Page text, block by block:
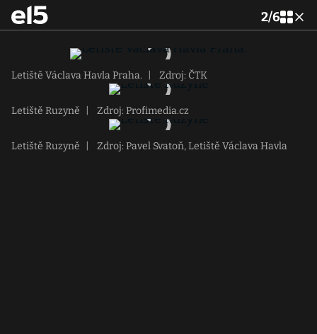
2/6
Letiště Václava Havla Praha. Zdroj: ČTK
Letiště Ruzyně Zdroj: Profimedia.cz
Letiště Ruzyně Zdroj: Pavel Svatoň, Letiště Václava Havla